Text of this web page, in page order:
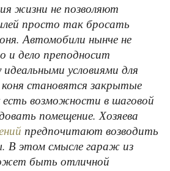
жизни не позволяют
просто так бросать
Автомобили нынче не
и дело преподносит
условиями для
коня становятся закрытые
есть возможности в шаговой
помещение. Хозяева
предпочитают возводить
В этом смысле гараж из
быть отличной